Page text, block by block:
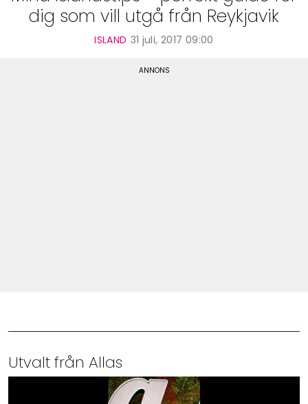
Videodig som vill utgå från Reykjavik
ISLAND 31 juli, 2017 09:00
Utvalt från Allas